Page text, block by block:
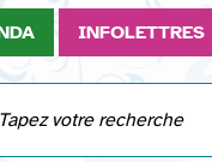
INFOLETTRES